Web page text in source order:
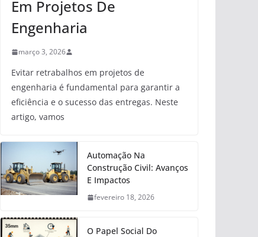
Em Projetos De
Engenharia
março 3, 2026
Evitar retrabalhos em projetos de
engenharia é fundamental para garantir a
eficiência e o sucesso das entregas. Neste
artigo, vamos
Automação Na
Construção Civil: Avanços
E Impactos
fevereiro 18, 2026
O Papel Social Do